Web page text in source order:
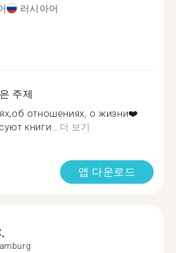
러시아어
주제
отношениях, о жизни❤️
книги...더 보기
앱 다운로드